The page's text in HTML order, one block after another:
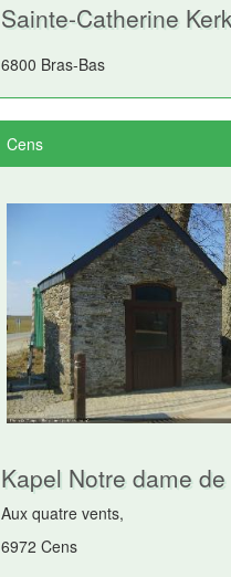
Sainte-Catherine
6800 Bras-Bas
Cens
Kapel Notre dame
Aux quatre vents,
6972 Cens